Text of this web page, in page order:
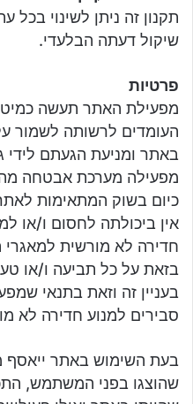
תקנון זה ניתן לשינוי
שיקול דעתה הבלעדי.
פרטיות
מפעילת האתר תעשה
העומדים לרשותה לשמור
באתר ומניעת הגעתם לידי
מפעילה מערכת אבטחה
כיום בשוק המתאימות
אין ביכולתה לחסום ו/או
חדירה לא מורשית
בזאת על כל תביעה ו/או
בעניין זה וזאת בתנאי
סבירים למנוע חדירה לא
בעת השימוש באתר ייאסף
שהוצגו בפני המשתמש,